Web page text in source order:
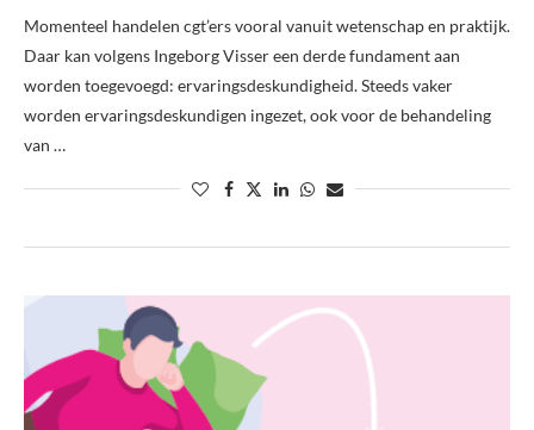
Momenteel handelen cgt’ers vooral vanuit wetenschap en praktijk.
Daar kan volgens Ingeborg Visser een derde fundament aan
worden toegevoegd: ervaringsdeskundigheid. Steeds vaker
worden ervaringsdeskundigen ingezet, ook voor de behandeling
van …